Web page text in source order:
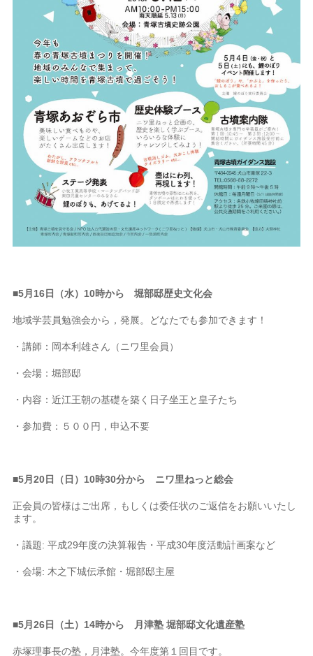
■5月16日（水）10時から 堀部邸歴史文化会
地域学芸員勉強会から，発展。どなたでも参加できます！
・講師：岡本利雄さん（ニワ里会員）
・会場：堀部邸
・内容：近江王朝の基礎を築く日子坐王と皇子たち
・参加費：５００円，申込不要
■5月20日（日）10時30分から ニワ里ねっと総会
正会員の皆様はご出席，もしくは委任状のご返信をお願いいたし
ます。
・議題: 平成29年度の決算報告・平成30年度活動計画案など
・会場: 木之下城伝承館・堀部邸主屋
■5月26日（土）14時から 月津塾 堀部邸文化遺産塾
赤塚理事長の塾，月津塾。今年度第１回目です。